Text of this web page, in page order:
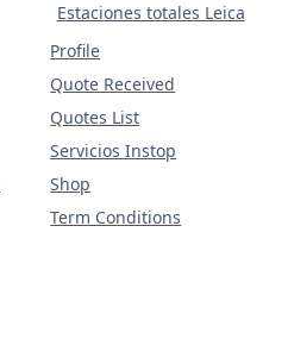
Estaciones totales Leica
Profile
Quote Received
Quotes List
Servicios Instop
Shop
Term Conditions